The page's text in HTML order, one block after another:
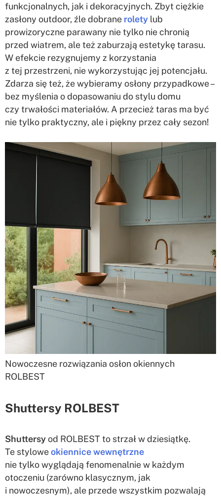
funkcjonalnych, jak i dekoracyjnych. Zbyt ciężkie
zasłony outdoor, źle dobrane rolety lub
prowizoryczne parawany nie tylko nie chronią
przed wiatrem, ale też zaburzają estetykę tarasu.
W efekcie rezygnujemy z korzystania
z tej przestrzeni, nie wykorzystując jej potencjału.
Zdarza się też, że wybieramy osłony przypadkowe –
bez myślenia o dopasowaniu do stylu domu
czy trwałości materiałów. A przecież taras ma być
nie tylko praktyczny, ale i piękny przez cały sezon!
Nowoczesne rozwiązania osłon okiennych
ROLBEST
Shuttersy ROLBEST
Shuttersyod ROLBEST to strzał w dziesiątkę.
Te styloweokiennice wewnętrzne
nie tylko wyglądają fenomenalnie w każdym
otoczeniu (zarówno klasycznym, jak
i nowoczesnym), ale przede wszystkim pozwalają